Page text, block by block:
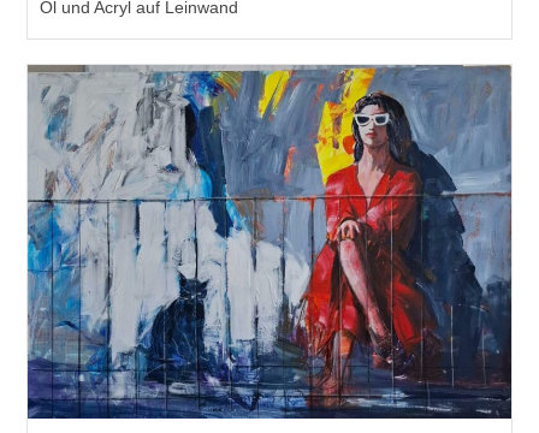
Öl und Acryl auf Leinwand